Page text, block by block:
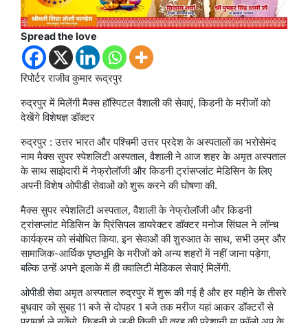
Spread the love
रिपोर्टर राजीव कुमार रूद्रपुर
रुद्रपुर में मिलेंगी मैक्स हॉस्पिटल वैशाली की सेवाएं, किडनी के मरीजों को
देखेंगे विशेषज्ञ डॉक्टर
रुद्रपुर : उत्तर भारत और पश्चिमी उत्तर प्रदेश के अस्पतालों का भरोसेमंद
नाम मैक्स सुपर स्पेशलिटी अस्पताल, वैशाली ने आज शहर के अमृत अस्पताल
के साथ साझेदारी में नेफ्रोलॉजी और किडनी ट्रांसप्लांट मेडिसिन के लिए
अपनी विशेष ओपीडी सेवाओं को शुरू करने की घोषणा की.
मैक्स सुपर स्पेशलिटी अस्पताल, वैशाली के नेफ्रोलॉजी और किडनी
ट्रांसप्लांट मेडिसिन के प्रिंसिपल डायरेक्टर डॉक्टर मनोज सिंघल ने लॉन्च
कार्यक्रम को संबोधित किया. इन सेवाओं की शुरुआत के साथ, सभी उम्र और
सामाजिक-आर्थिक पृष्ठभूमि के मरीजों को अन्य शहरों में नहीं जाना पड़ेगा,
बल्कि उन्हें अपने इलाके में ही क्वालिटी मेडिकल सेवाएं मिलेंगी.
ओपीडी सेवा अमृत अस्पताल रुद्रपुर में शुरू की गई है और हर महीने के तीसरे
बुधवार को सुबह 11 बजे से दोपहर 1 बजे तक मरीज यहां आकर डॉक्टरों से